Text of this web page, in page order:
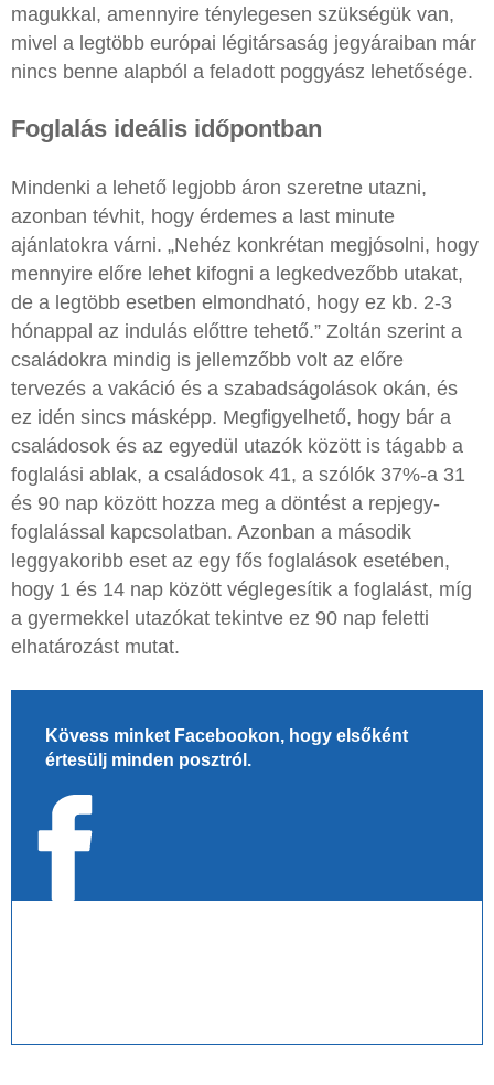
magukkal, amennyire ténylegesen szükségük van,
mivel a legtöbb európai légitársaság jegyáraiban már
nincs benne alapból a feladott poggyász lehetősége.
Foglalás ideális időpontban
Mindenki a lehető legjobb áron szeretne utazni,
azonban tévhit, hogy érdemes a last minute
ajánlatokra várni. „Nehéz konkrétan megjósolni, hogy
mennyire előre lehet kifogni a legkedvezőbb utakat,
de a legtöbb esetben elmondható, hogy ez kb. 2-3
hónappal az indulás előttre tehető.” Zoltán szerint a
családokra mindig is jellemzőbb volt az előre
tervezés a vakáció és a szabadságolások okán, és
ez idén sincs másképp. Megfigyelhető, hogy bár a
családosok és az egyedül utazók között is tágabb a
foglalási ablak, a családosok 41, a szólók 37%-a 31
és 90 nap között hozza meg a döntést a repjegy-
foglalással kapcsolatban. Azonban a második
leggyakoribb eset az egy fős foglalások esetében,
hogy 1 és 14 nap között véglegesítik a foglalást, míg
a gyermekkel utazókat tekintve ez 90 nap feletti
elhatározást mutat.
Kövess minket Facebookon, hogy elsőként
értesülj minden posztról.